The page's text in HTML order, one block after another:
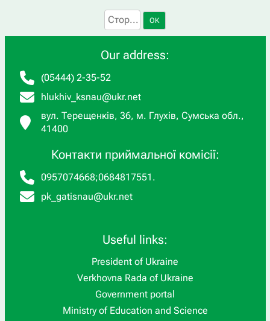
OK
Our address:
(05444) 2-35-52
hlukhiv_ksnau@ukr.net
вул. Терещенків, 36, м. Глухів, Сумська обл.,
41400
Контакти приймальної комісії:
0957074668;0684817551 .
pk_gatisnau@ukr.net
Useful links:
President of Ukraine
Verkhovna Rada of Ukraine
Government portal
Ministry of Education and Science